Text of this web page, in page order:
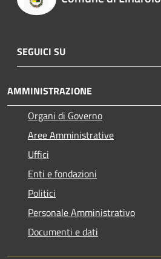
SEGUICI SU
AMMINISTRAZIONE
Organi di Governo
Aree Amministrative
Uffici
Enti e fondazioni
Politici
Personale Amministrativo
Documenti e dati